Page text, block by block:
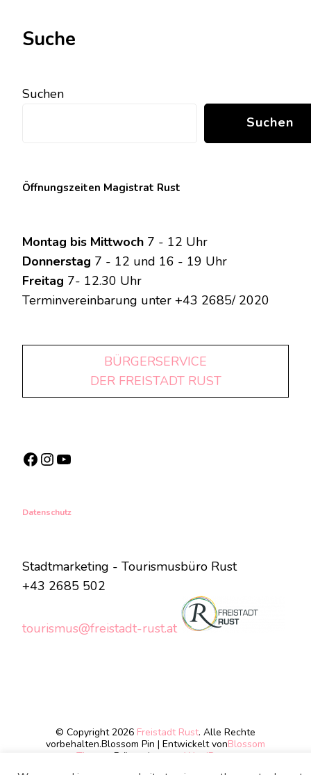
Suche
Suchen
Suchen
Öffnungszeiten Magistrat Rust
Montag bis Mittwoch 7 - 12 Uhr
Donnerstag 7 - 12 und 16 - 19 Uhr
Freitag 7- 12.30 Uhr
Terminvereinbarung unter +43 2685/ 2020
BÜRGERSERVICE
DER FREISTADT RUST
Facebook
Instagram
YouTube
Datenschutz
Stadtmarketing - Tourismusbüro Rust
+43 2685 502
tourismus@freistadt-rust.at
© Copyright 2026 Freistadt Rust. Alle Rechte
vorbehalten.Blossom Pin | Entwickelt vonBlossom
Themes
.Präsentiert von WordPress